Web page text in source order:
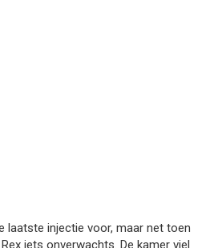
laatste injectie voor, maar net toen
iets onverwachts. De kamer viel